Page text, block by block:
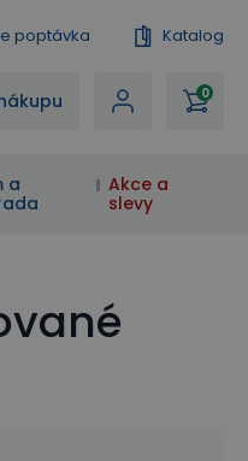
poptávka Katalog
0
a
Akce a
slevy